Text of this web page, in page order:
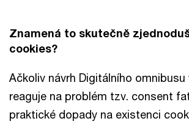
Znamená to skutečně
cookies?
Ačkoliv návrh Digitálního omnibusu
reaguje na problém tzv. consent
praktické dopady na existenci